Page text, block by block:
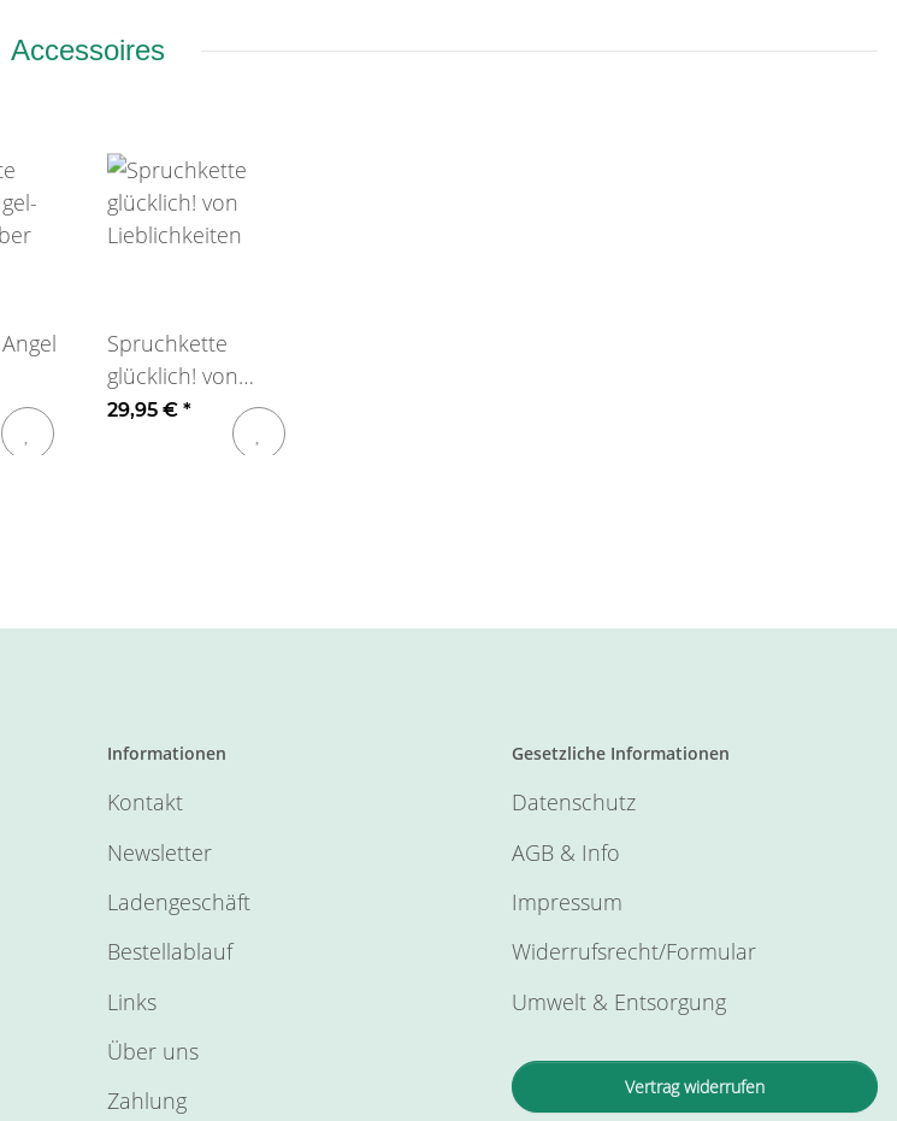
Accessoires
Spruchkette
glücklich! von
Lieblichkeiten
29,95 € *
Informationen
Kontakt
Newsletter
Ladengeschäft
Bestellablauf
Links
Über uns
Zahlung
Gesetzliche Informationen
Datenschutz
AGB & Info
Impressum
Widerrufsrecht/Formular
Umwelt & Entsorgung
Vertrag widerrufen